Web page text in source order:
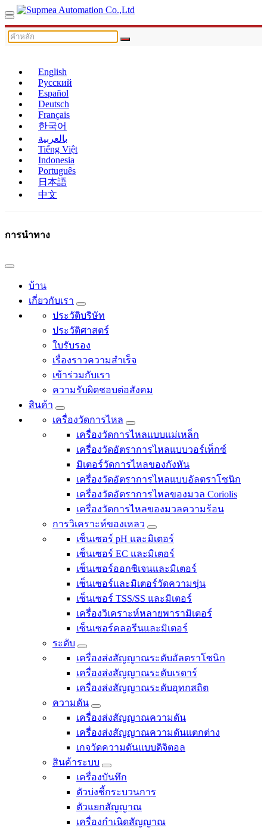
English
Русский
Español
Deutsch
Français
한국어
بالعربية
Tiếng Việt
Indonesia
Português
日本語
中文
การนำทาง
บ้าน
เกี่ยวกับเรา
ประวัติบริษัท
ประวัติศาสตร์
ใบรับรอง
เรื่องราวความสำเร็จ
เข้าร่วมกับเรา
ความรับผิดชอบต่อสังคม
สินค้า
เครื่องวัดการไหล
เครื่องวัดการไหลแบบแม่เหล็ก
เครื่องวัดอัตราการไหลแบบวอร์เท็กซ์
มิเตอร์วัดการไหลของกังหัน
เครื่องวัดอัตราการไหลแบบอัลตราโซนิก
เครื่องวัดอัตราการไหลของมวล Coriolis
เครื่องวัดการไหลของมวลความร้อน
การวิเคราะห์ของเหลว
เซ็นเซอร์ pH และมิเตอร์
เซ็นเซอร์ EC และมิเตอร์
เซ็นเซอร์ออกซิเจนและมิเตอร์
เซ็นเซอร์และมิเตอร์วัดความขุ่น
เซ็นเซอร์ TSS/SS และมิเตอร์
เครื่องวิเคราะห์หลายพารามิเตอร์
เซ็นเซอร์คลอรีนและมิเตอร์
ระดับ
เครื่องส่งสัญญาณระดับอัลตราโซนิก
เครื่องส่งสัญญาณระดับเรดาร์
เครื่องส่งสัญญาณระดับอุทกสถิต
ความดัน
เครื่องส่งสัญญาณความดัน
เครื่องส่งสัญญาณความดันแตกต่าง
เกจวัดความดันแบบดิจิตอล
สินค้าระบบ
เครื่องบันทึก
ตัวบ่งชี้กระบวนการ
ตัวแยกสัญญาณ
เครื่องกำเนิดสัญญาณ